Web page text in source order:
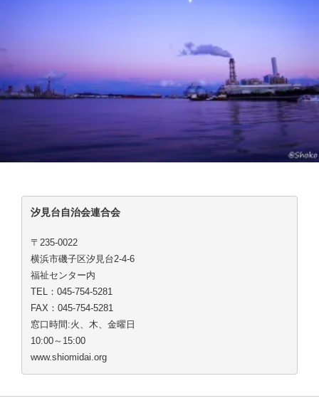
汐見台自治会連合会
〒235-0022
横浜市磯子区汐見台2-4-6
福祉センター内
TEL：045-754-5281
FAX：045-754-5281
窓口時間:火、木、金曜日
10:00～15:00
www.shiomidai.org